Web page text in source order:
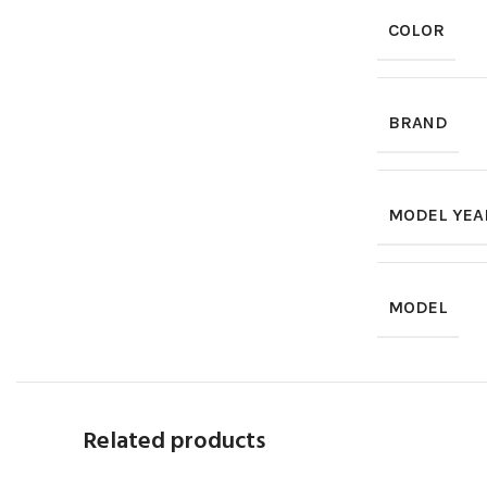
COLOR
BRAND
MODEL
MODEL
Related products